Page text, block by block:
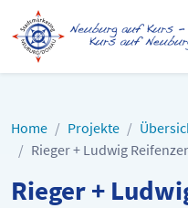
Home Projekte
Rieger + Ludwig
Rieger +